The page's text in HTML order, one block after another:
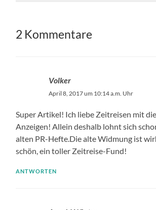
2 Kommentare
Volker
April 8, 2017 um 10:14 a.m. Uhr
Super Artikel! Ich liebe Zeitreisen mit
Anzeigen! Allein deshalb lohnt sich
alten PR-Hefte.Die alte Widmung ist
schön, ein toller Zeitreise-Fund!
ANTWORTEN